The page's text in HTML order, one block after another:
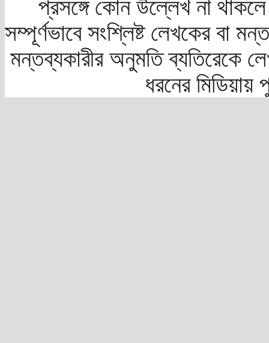
প্রসঙ্গে কোন উল্লেখ না
সম্পূর্ণভাবে সংশ্লিষ্ট লেখকের বা
মন্তব্যকারীর অনুমতি ব্যতিরেকে
ধরনের মিডিয়ায়